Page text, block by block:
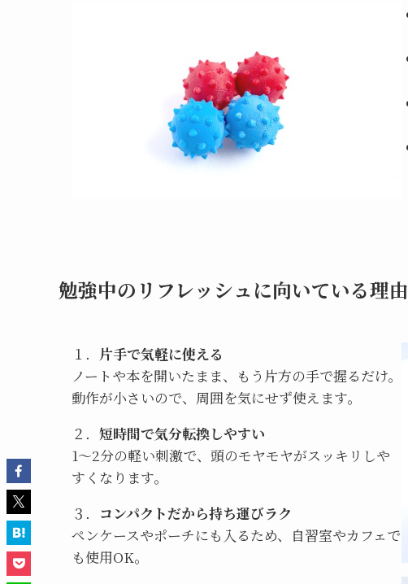
勉強中のリフレッシュに向いている理由
１． 片手で気軽に使える
ノートや本を開いたまま、もう片方の手で握るだけ。
動作が小さいので、周囲を気にせず使えます。
２． 短時間で気分転換しやすい
1〜2分の軽い刺激で、頭のモヤモヤがスッキリしや
すくなります。
３． コンパクトだから持ち運びラク
ペンケースやポーチにも入るため、自習室やカフェで
も使用OK。